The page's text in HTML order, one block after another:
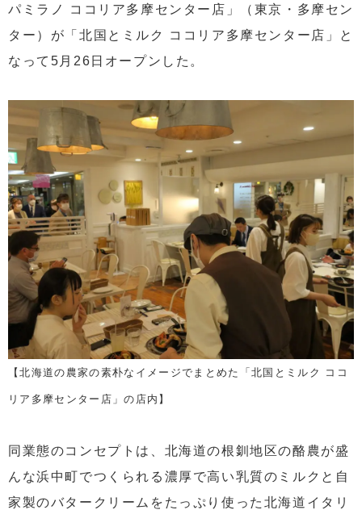
パミラノ ココリア多摩センター店」（東京・多摩セン
ター）が「北国とミルク ココリア多摩センター店」と
なって5月26日オープンした。
【北海道の農家の素朴なイメージでまとめた「北国とミルク ココ
リア多摩センター店」の店内】
同業態のコンセプトは、北海道の根釧地区の酪農が盛
んな浜中町でつくられる濃厚で高い乳質のミルクと自
家製のバタークリームをたっぷり使った北海道イタリ